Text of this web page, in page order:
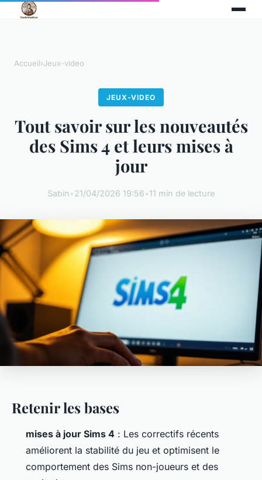
Accueil›Jeux-video
JEUX-VIDEO
Tout savoir sur les nouveautés
des Sims 4 et leurs mises à
jour
Sabin•21/04/2026 19:56•11 min de lecture
Retenir les bases
mises à jour Sims 4 : Les correctifs récents
améliorent la stabilité du jeu et optimisent le
comportement des Sims non-joueurs et des